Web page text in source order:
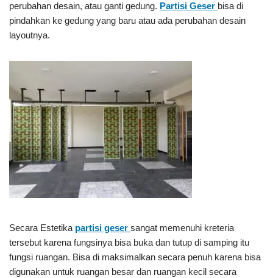
perubahan desain, atau ganti gedung. Partisi Geser bisa di
pindahkan ke gedung yang baru atau ada perubahan desain
layoutnya.
Secara Estetika partisi geser sangat memenuhi kreteria
tersebut karena fungsinya bisa buka dan tutup di samping itu
fungsi ruangan. Bisa di maksimalkan secara penuh karena bisa
digunakan untuk ruangan besar dan ruangan kecil secara